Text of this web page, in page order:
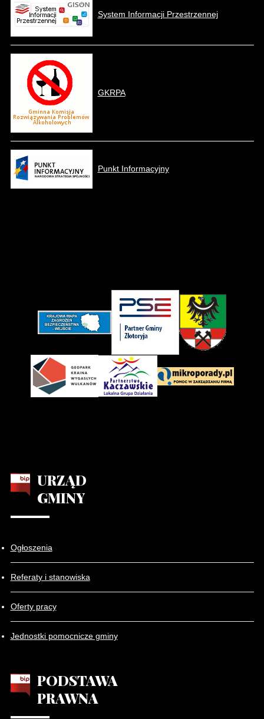
System Informacji Przestrzennej
GKRPA
Punkt Informacyjny
URZĄD
GMINY
Ogłoszenia
Referaty i stanowiska
Oferty pracy
Jednostki pomocnicze gminy
PODSTAWA
PRAWNA